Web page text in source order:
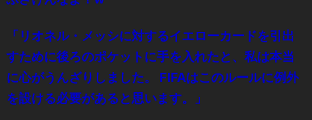
「リオネル・メッシに対するイエローカードを引出
すために後ろのポケットに手を入れたと、私は本当
に心がうんざりしました。 FIFAはこのルールに例外
を設ける必要があると思います。」